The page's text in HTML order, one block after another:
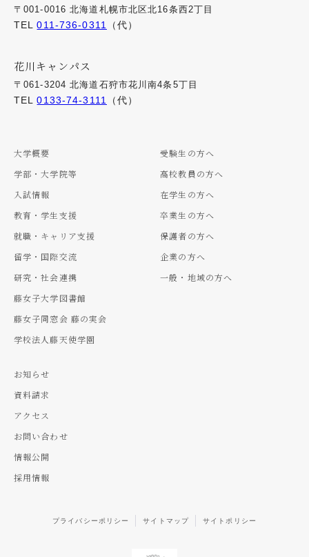
〒001-0016 北海道札幌市北区北16条西2丁目
TEL011-736-0311 （代）
花川キャンパス
〒061-3204 北海道石狩市花川南4条5丁目
TEL0133-74-3111 （代）
大学概要
学部・大学院等
入試情報
教育・学生支援
就職・キャリア支援
留学・国際交流
研究・社会連携
藤女子大学図書館
藤女子同窓会 藤の実会
学校法人藤天使学園
受験生の方へ
高校教員の方へ
在学生の方へ
卒業生の方へ
保護者の方へ
企業の方へ
一般・地域の方へ
お知らせ
資料請求
アクセス
お問い合わせ
情報公開
採用情報
プライバシーポリシー サイトマップ サイトポリシー